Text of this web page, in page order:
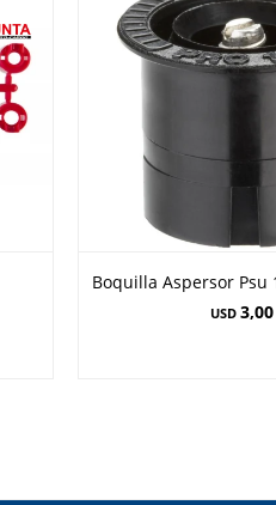
Boquilla Aspersor Psu
USD 3,00